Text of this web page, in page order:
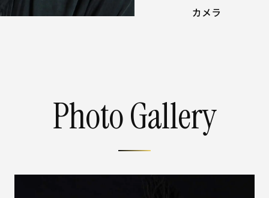
カメラ
Photo Gallery